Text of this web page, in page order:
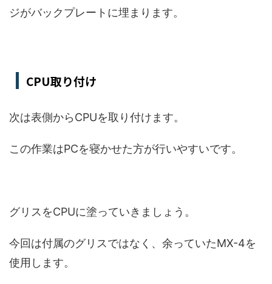
ジがバックプレートに埋まります。
CPU取り付け
次は表側からCPUを取り付けます。
この作業はPCを寝かせた方が行いやすいです。
グリスをCPUに塗っていきましょう。
今回は付属のグリスではなく、余っていたMX-4を
使用します。